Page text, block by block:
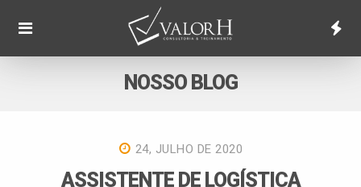
NOSSO BLOG
24, JULHO DE 2020
ASSISTENTE DE LOGÍSTICA